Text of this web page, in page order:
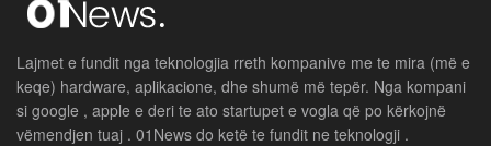
Lajmet e fundit nga teknologjia rreth kompanive me te mira (më e
keqe) hardware, aplikacione, dhe shumë më tepër. Nga kompani
si google , apple e deri te ato startupet e vogla që po kërkojnë
vëmendjen tuaj . 01News do ketë te fundit ne teknologji .